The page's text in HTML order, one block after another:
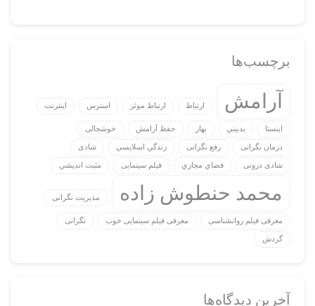
برچسب‌ها
آرامش ارتباط ارتباط موثر استرس اينترنت
اینستا بدبيني بهار حفظ آرامش خوشحالی
درمان نگرانی رفع نگرانی زندگي اسلايسي شادی
شادی درونی فضاي مجازي فیلم سینمایی مثبت انديشي
محمد حنطوش زاده مدیریت نگرانی
معرفی فیلم روانشناسی معرفی فیلم سینمایی خوب نگرانی
گردش
آخرین دیدگاه‌ها